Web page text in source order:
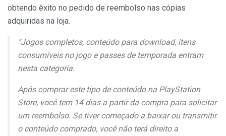
obtendo êxito no pedido de reembolso nas cópias
adquiridas na loja.
“Jogos completos, conteúdo para download, itens
consumíveis no jogo e passes de temporada entram
nesta categoria.
Após comprar este tipo de conteúdo na PlayStation
Store, você tem 14 dias a partir da compra para solicitar
um reembolso. Se tiver começado a baixar ou transmitir
o conteúdo comprado, você não terá direito a